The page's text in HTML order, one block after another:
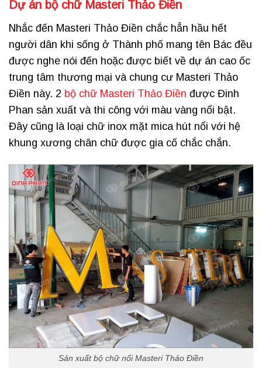
Dự án bộ chữ Masteri Thảo Điền
Nhắc đến Masteri Thảo Điền chắc hẳn hầu hết
người dân khi sống ở Thành phố mang tên Bác đều
được nghe nói đến hoặc được biết về dự án cao ốc
trung tâm thương mại và chung cư Masteri Thảo
Điền này. 2 bộ chữ Masteri Thảo Điền được Đinh
Phan sản xuất và thi công với màu vàng nổi bật.
Đây cũng là loại chữ inox mặt mica hút nổi với hệ
khung xương chân chữ được gia cố chắc chắn.
Sản xuất bộ chữ nổi Masteri Thảo Điền